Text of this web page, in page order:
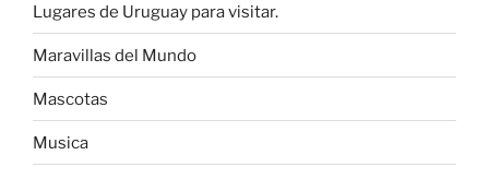
Lugares de Uruguay para visitar.
Maravillas del Mundo
Mascotas
Musica